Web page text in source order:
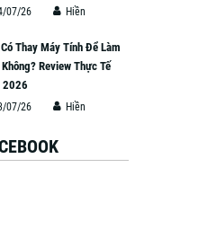
07/26 Hiền
Thay Máy Tính Để Làm
Review Thực Tế
2026
07/26 Hiền